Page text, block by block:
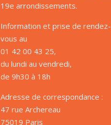
19e arrondissements.
Information et prise de rendez-
vous au
01 42 00 43 25,
du lundi au vendredi,
de 9h30 à 18h
Adresse de correspondance :
47 rue Archereau
75019 Paris